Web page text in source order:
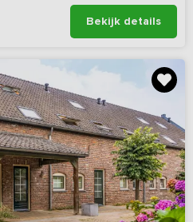
Bekijk details